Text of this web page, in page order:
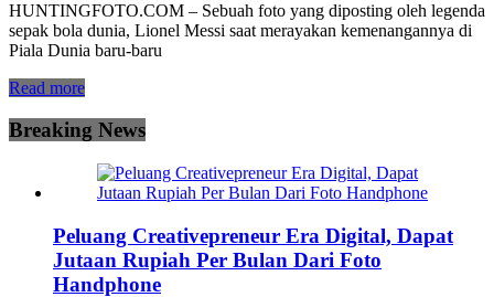
HUNTINGFOTO.COM – Sebuah foto yang diposting oleh legenda
sepak bola dunia, Lionel Messi saat merayakan kemenangannya di
Piala Dunia baru-baru
Read more
Breaking News
Peluang Creativepreneur Era Digital, Dapat
Jutaan Rupiah Per Bulan Dari Foto
Handphone